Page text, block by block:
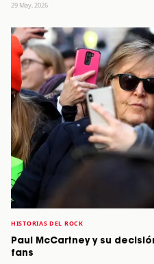
29 May, 2026
HISTORIAS DEL ROCK
Paul McCartney y su
fans